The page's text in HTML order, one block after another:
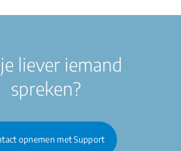
liever iemand
spreken?
opnemen met Support